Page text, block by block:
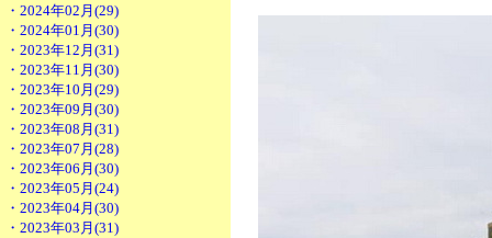
・2024年02月(29)
・2024年01月(30)
・2023年12月(31)
・2023年11月(30)
・2023年10月(29)
・2023年09月(30)
・2023年08月(31)
・2023年07月(28)
・2023年06月(30)
・2023年05月(24)
・2023年04月(30)
・2023年03月(31)